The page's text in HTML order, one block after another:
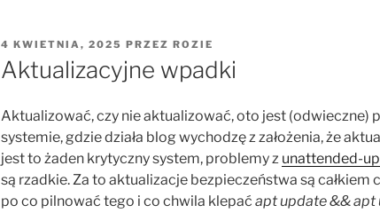
OPUBLIKOWANE
W
4 KWIETNIA, 2025 PRZEZ ROZIE
Aktualizacyjne wpadki
Aktualizować, czy nie aktualizować, oto jest (odwieczne)
systemie, gdzie działa blog wychodzę z założenia, że
jest to żaden krytyczny system, problemy z unattended-
są rzadkie. Za to aktualizacje bezpieczeństwa są całkiem
po co pilnować tego i co chwila klepać apt update && apt